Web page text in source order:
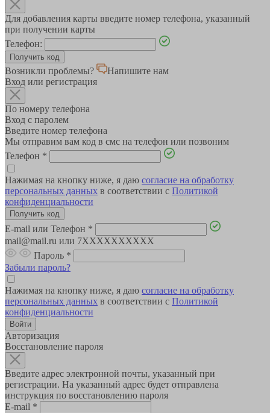
Для добавления карты введите номер телефона, указанный
при получении карты
Телефон:
Возникли проблемы?
Напишите нам
Вход или регистрация
По номеру телефона
Вход с паролем
Введите номер телефона
Мы отправим вам код в смс на телефон или позвоним
Телефон *
Нажимая на кнопку ниже, я даю согласие на обработку
персональных данных в соответствии с Политикой
конфиденциальности
E-mail или Телефон *
mail@mail.ru или 7XXXXXXXXXX
Пароль *
Забыли пароль?
Нажимая на кнопку ниже, я даю согласие на обработку
персональных данных в соответствии с Политикой
конфиденциальности
Авторизация
Восстановление пароля
Введите адрес электронной почты, указанный при
регистрации. На указанный адрес будет отправлена
инструкция по восстановлению пароля
E-mail *